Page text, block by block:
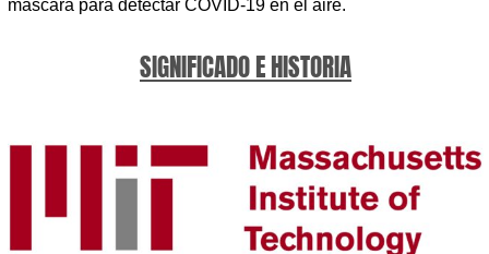
máscara para detectar COVID-19 en el aire.
SIGNIFICADO E HISTORIA